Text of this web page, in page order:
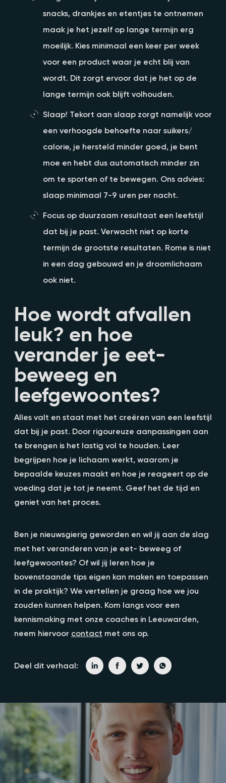
snacks, drankjes en etentjes te ontnemen
maak je het jezelf op lange termijn erg
moeilijk. Kies minimaal een keer per week
voor een product waar je echt blij van
wordt. Dit zorgt ervoor dat je het op de
lange termijn ook blijft volhouden.
Slaap! Tekort aan slaap zorgt namelijk voor
een verhoogde behoefte naar suikers/
calorie, je hersteld minder goed, je bent
moe en hebt dus automatisch minder zin
om te sporten of te bewegen. Ons advies:
slaap minimaal 7-9 uren per nacht.
Focus op duurzaam resultaat een leefstijl
dat bij je past. Verwacht niet op korte
termijn de grootste resultaten. Rome is niet
in een dag gebouwd en je droomlichaam
ook niet.
Hoe wordt afvallen
leuk? en hoe
verander je eet-
beweeg en
leefgewoontes?
Alles valt en staat met het creëren van een leefstijl
dat bij je past. Door rigoureuze aanpassingen aan
te brengen is het lastig vol te houden. Leer
begrijpen hoe je lichaam werkt, waarom je
bepaalde keuzes maakt en hoe je reageert op de
voeding dat je tot je neemt. Geef het de tijd en
geniet van het proces.
Ben je nieuwsgierig geworden en wil jij aan de slag
met het veranderen van je eet- beweeg of
leefgewoontes? Of wil jij leren hoe je
bovenstaande tips eigen kan maken en toepassen
in de praktijk? We vertellen je graag hoe we jou
zouden kunnen helpen. Kom langs voor een
kennismaking met onze coaches in Leeuwarden,
neem hiervoor contact met ons op.
Deel dit verhaal: